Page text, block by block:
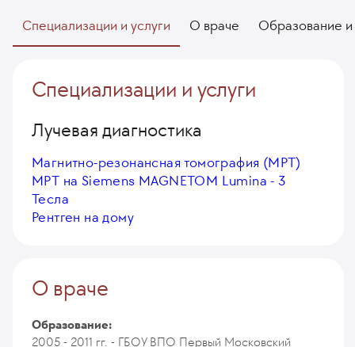
Специализации и услуги О враче Образование
Специализации и услуги
Лучевая диагностика
Магнитно-резонансная томография (МРТ)
МРТ на Siemens MAGNETOM Lumina - 3
Тесла
Рентген на дому
О враче
Образование:
2005 - 2011 гг. - ГБОУ ВПО Первый Московский